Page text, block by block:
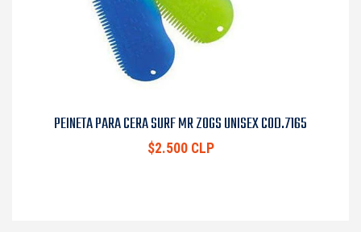
PEINETA PARA CERA SURF MR ZOGS UNISEX COD.7165
$2.500 CLP